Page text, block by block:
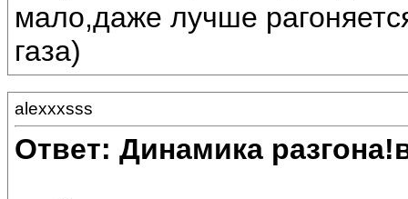
мало,даже лучше
газа)
alexxxsss
Ответ: Динамика